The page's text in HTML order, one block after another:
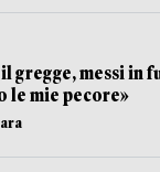
gregge, messi in
le mie pecore»